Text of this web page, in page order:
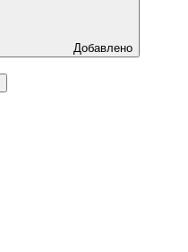
Добавлено